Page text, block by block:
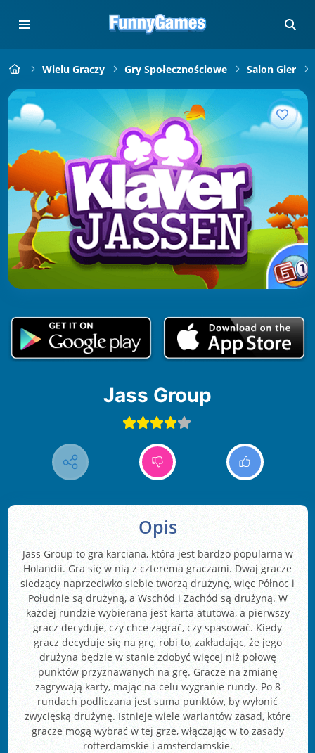
Wielu Graczy Gry Społecznościowe Salon Gier
Jass Group
Opis
Jass Group to gra karciana, która jest bardzo popularna w
Holandii. Gra się w nią z czterema graczami. Dwaj gracze
siedzący naprzeciwko siebie tworzą drużynę, więc Północ i
Południe są drużyną, a Wschód i Zachód są drużyną. W
każdej rundzie wybierana jest karta atutowa, a pierwszy
gracz decyduje, czy chce zagrać, czy spasować. Kiedy
gracz decyduje się na grę, robi to, zakładając, że jego
drużyna będzie w stanie zdobyć więcej niż połowę
punktów przyznawanych na grę. Gracze na zmianę
zagrywają karty, mając na celu wygranie rundy. Po 8
rundach podliczana jest suma punktów, by wyłonić
zwycięską drużynę. Istnieje wiele wariantów zasad, które
gracze mogą wybrać w tej grze, włączając w to zasady
rotterdamskie i amsterdamskie.